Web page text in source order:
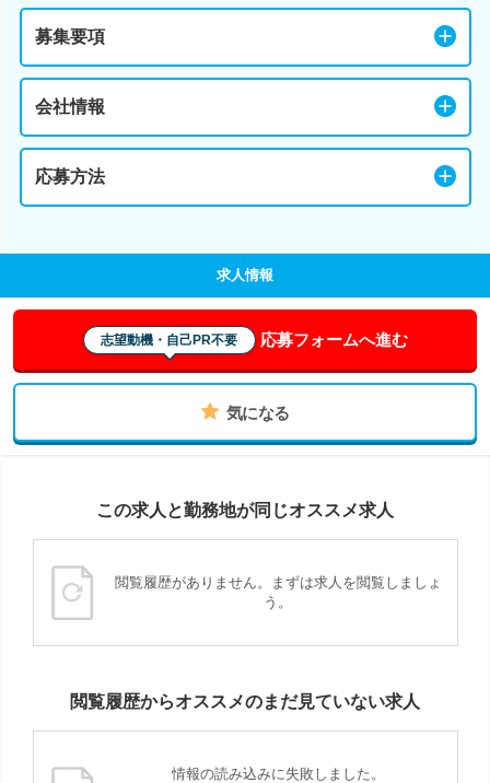
募集要項
会社情報
応募方法
求人情報
志望動機・自己PR不要 応募フォームへ進む
気になる
この求人と勤務地が同じオススメ求人
閲覧履歴がありません。まずは求人を閲覧しましょ
う。
閲覧履歴からオススメのまだ見ていない求人
情報の読み込みに失敗しました。